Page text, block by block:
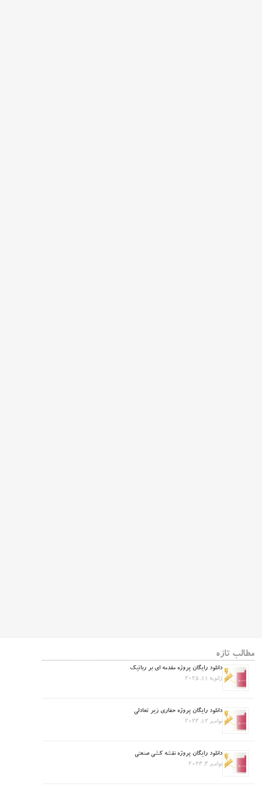
مطالب تازه
دانلود رایگان پروژه مقدمه ای بر رباتیک
ژانویه 11, 2025
دانلود رایگان پروژه حفاری زیر تعادلی
نوامبر 12, 2024
دانلود رایگان پروژه نقشه کشی صنعتی
نوامبر 4, 2024